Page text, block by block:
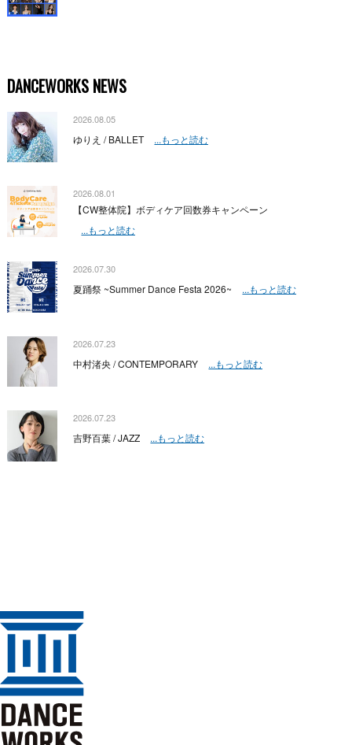
DANCEWORKS NEWS
2026.08.05
ゆりえ / BALLET ...もっと読む
2026.08.01
【CW整体院】ボディケア回数券キャンペーン
...もっと読む
2026.07.30
夏踊祭 ~Summer Dance Festa 2026~ ...もっと読む
2026.07.23
中村渚央 / CONTEMPORARY ...もっと読む
2026.07.23
吉野百葉 / JAZZ ...もっと読む